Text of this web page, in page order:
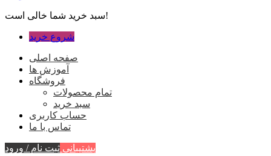
سبد خرید شما خالی است!
شروع خرید
صفحه اصلی
آموزش ها
فروشگاه
تمام محصولات
سبد خرید
حساب کاربری
تماس با ما
پشتیبانی ثبت نام / ورود